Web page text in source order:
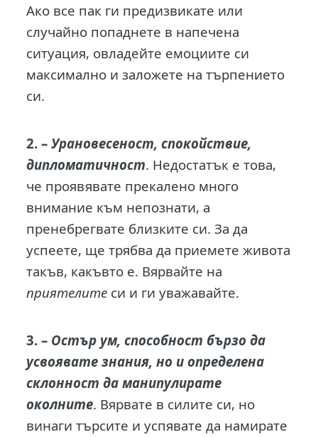
Ако все пак ги предизвикате или
случайно попаднете в напечена
ситуация, овладейте емоциите си
максимално и заложете на търпението
си.
2. – Урановесеност, спокойствие,
дипломатичност. Недостатък е това,
че проявявате прекалено много
внимание към непознати, а
пренебрегвате близките си. За да
успеете, ще трябва да приемете живота
такъв, какъвто е. Вярвайте на
приятелите си и ги уважавайте.
3. – Остър ум, способност бързо да
усвоявате знания, но и определена
склонност да манипулирате
околните. Вярвате в силите си, но
винаги търсите и успявате да намирате